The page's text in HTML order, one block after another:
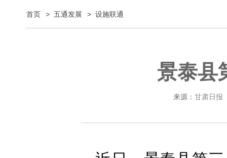
首页 > 五通发展 > 设施联通
景泰县
来源： 甘肃日报